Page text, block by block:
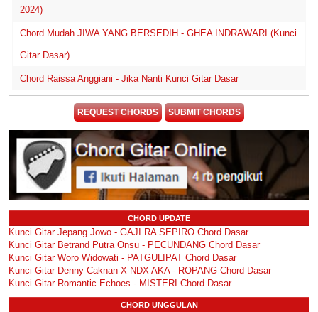
2024)
Chord Mudah JIWA YANG BERSEDIH - GHEA INDRAWARI (Kunci
Gitar Dasar)
Chord Raissa Anggiani - Jika Nanti Kunci Gitar Dasar
REQUEST CHORDS SUBMIT CHORDS
CHORD UPDATE
Kunci Gitar Jepang Jowo - GAJI RA SEPIRO Chord Dasar
Kunci Gitar Betrand Putra Onsu - PECUNDANG Chord Dasar
Kunci Gitar Woro Widowati - PATGULIPAT Chord Dasar
Kunci Gitar Denny Caknan X NDX AKA - ROPANG Chord Dasar
Kunci Gitar Romantic Echoes - MISTERI Chord Dasar
CHORD UNGGULAN